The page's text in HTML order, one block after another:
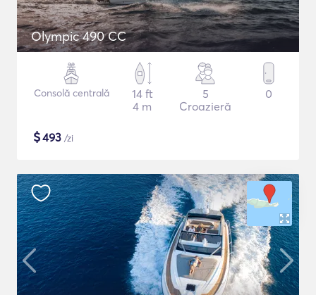
Olympic 490 CC
Consolă centrală
14 ft
4 m
5
Croazieră
0
$493 /zi